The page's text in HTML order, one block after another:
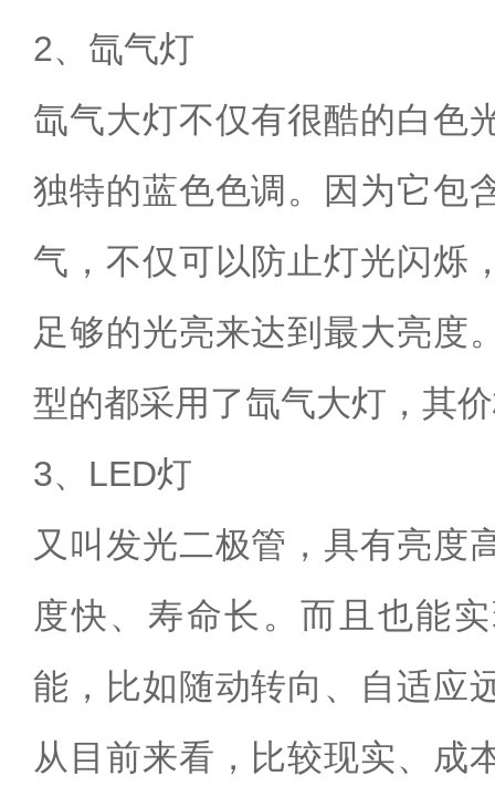
2、氙气灯
氙气大灯不仅有很酷的白色
独特的蓝色色调。因为它包
气，不仅可以防止灯光闪烁
足够的光亮来达到最大亮度
型的都采用了氙气大灯，其
3、LED灯
又叫发光二极管，具有亮度
度快、寿命长。而且也能
能，比如随动转向、自适应
从目前来看，比较现实、成